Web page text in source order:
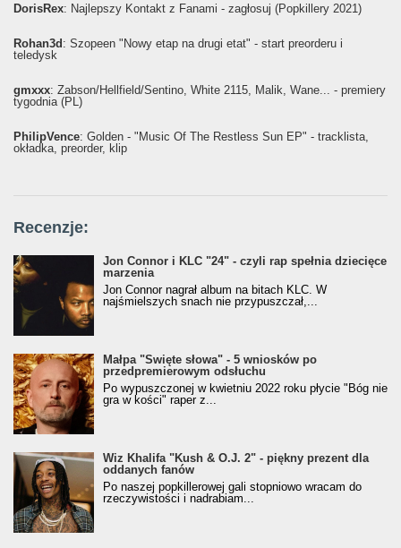
DorisRex: Najlepszy Kontakt z Fanami - zagłosuj (Popkillery 2021)
Rohan3d: Szopeen "Nowy etap na drugi etat" - start preorderu i
teledysk
gmxxx: Żabson/Hellfield/Sentino, White 2115, Malik, Wane... - premiery
tygodnia (PL)
PhilipVence: Golden - "Music Of The Restless Sun EP" - tracklista,
okładka, preorder, klip
Recenzje:
Jon Connor i KLC "24" - czyli rap spełnia dziecięce
marzenia
Jon Connor nagrał album na bitach KLC. W
najśmielszych snach nie przypuszczał,...
Małpa "Święte słowa" - 5 wniosków po
przedpremierowym odsłuchu
Po wypuszczonej w kwietniu 2022 roku płycie "Bóg nie
gra w kości" raper z...
Wiz Khalifa "Kush & O.J. 2" - piękny prezent dla
oddanych fanów
Po naszej popkillerowej gali stopniowo wracam do
rzeczywistości i nadrabiam...